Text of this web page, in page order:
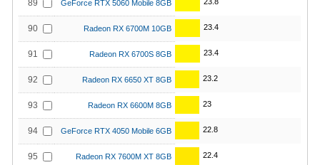
89 GeForce RTX 5060 Mobile 8GB
90 Radeon RX 6700M 10GB 23.4
91 Radeon RX 6700S 8GB 23.4
92 Radeon RX 6650 XT 8GB 23.2
93 Radeon RX 6600M 8GB 23
94 GeForce RTX 4050 Mobile 6GB 22.8
95 Radeon RX 7600M XT 8GB 22.4